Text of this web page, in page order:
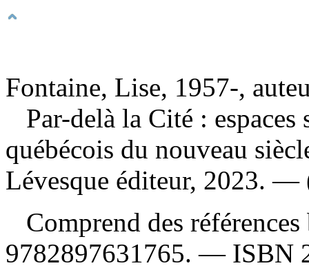
Fontaine, Lise, 1957-,
Par-delà la Cité : espaces
québécois du nouveau
Lévesque éditeur, 2023.
Comprend des
9782897631765. — ISBN